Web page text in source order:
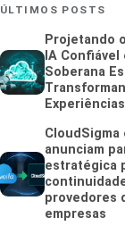
ÚLTIMOS POSTS
Projetando
IA Confiável
Soberana
CloudSigma
anunciam
estratégica
provedores
empresas